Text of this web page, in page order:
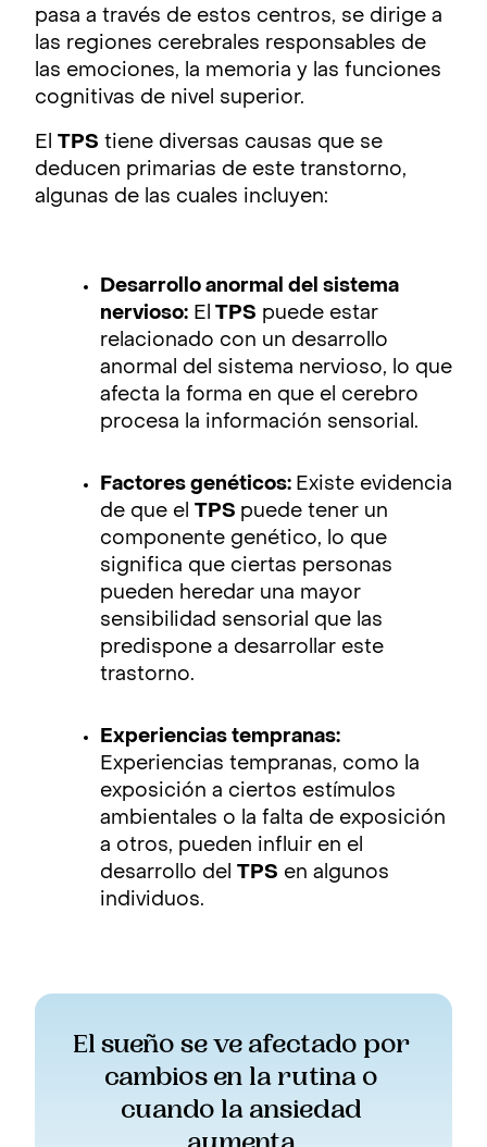
pasa a través de estos centros, se dirige a
las regiones cerebrales responsables de
las emociones, la memoria y las funciones
cognitivas de nivel superior.
El TPS tiene diversas causas que se
deducen primarias de este transtorno,
algunas de las cuales incluyen:
Desarrollo anormal del sistema
nervioso: El TPS puede estar
relacionado con un desarrollo
anormal del sistema nervioso, lo que
afecta la forma en que el cerebro
procesa la información sensorial.
Factores genéticos: Existe evidencia
de que el TPS puede tener un
componente genético, lo que
significa que ciertas personas
pueden heredar una mayor
sensibilidad sensorial que las
predispone a desarrollar este
trastorno.
Experiencias tempranas:
Experiencias tempranas, como la
exposición a ciertos estímulos
ambientales o la falta de exposición
a otros, pueden influir en el
desarrollo del TPS en algunos
individuos.
El sueño se ve afectado por
cambios en la rutina o
cuando la ansiedad